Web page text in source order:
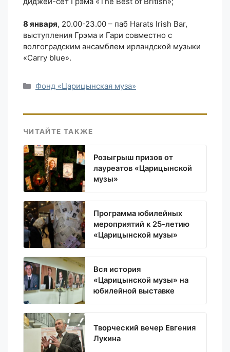
8 января, 20.00-23.00 – паб Harats Irish Bar,
выступления Грэма и Гари совместно с
волгоградским ансамблем ирландской музыки
«Carry blue».
Рубрики
Фонд «Царицынская муза»
ЧИТАЙТЕ ТАКЖЕ
Розыгрыш призов от
лауреатов «Царицынской
музы»
Программа юбилейных
мероприятий к 25-летию
«Царицынской музы»
Вся история
«Царицынской музы» на
юбилейной выставке
Творческий вечер Евгения
Лукина